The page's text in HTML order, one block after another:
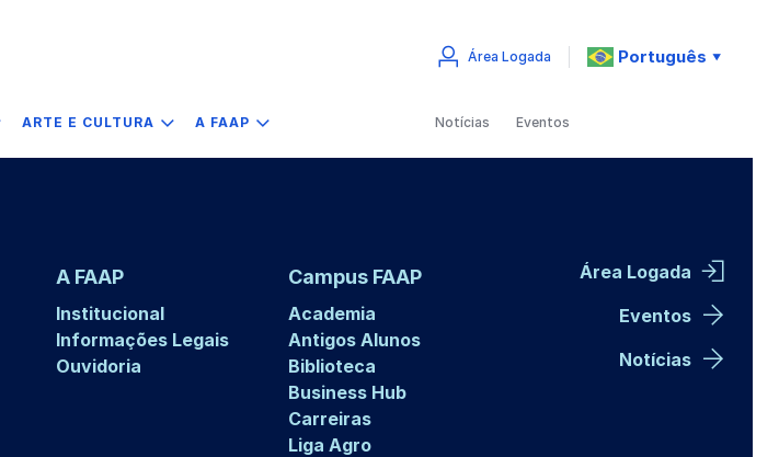
ARTE E CULTURA A FAAP
Área Logada Português ▼
Notícias Eventos
A FAAP
Institucional
Informações Legais
Ouvidoria
Campus FAAP
Academia
Antigos Alunos
Biblioteca
Business Hub
Carreiras
Liga Agro
Área Logada
Eventos
Notícias